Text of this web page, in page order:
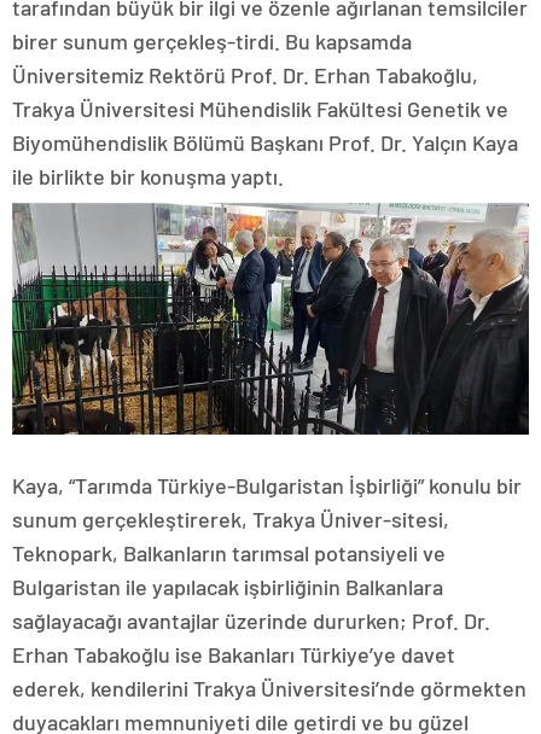
tarafından büyük bir ilgi ve özenle ağırlanan temsilciler
birer sunum gerçekleş-tirdi. Bu kapsamda
Üniversitemiz Rektörü Prof. Dr. Erhan Tabakoğlu,
Trakya Üniversitesi Mühendislik Fakültesi Genetik ve
Biyomühendislik Bölümü Başkanı Prof. Dr. Yalçın Kaya
ile birlikte bir konuşma yaptı.
Kaya, “Tarımda Türkiye-Bulgaristan İşbirliği” konulu bir
sunum gerçekleştirerek, Trakya Üniver-sitesi,
Teknopark, Balkanların tarımsal potansiyeli ve
Bulgaristan ile yapılacak işbirliğinin Balkanlara
sağlayacağı avantajlar üzerinde dururken; Prof. Dr.
Erhan Tabakoğlu ise Bakanları Türkiye’ye davet
ederek, kendilerini Trakya Üniversitesi’nde görmekten
duyacakları memnuniyeti dile getirdi ve bu güzel